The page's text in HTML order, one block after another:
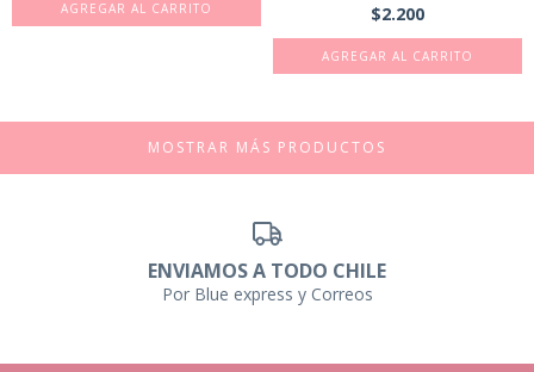
$2.200
MOSTRAR MÁS PRODUCTOS
ENVIAMOS A TODO CHILE
Por Blue express y Correos